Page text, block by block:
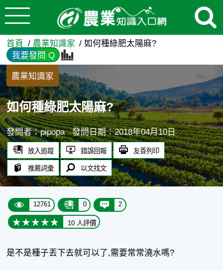
跳到主要內容
如何種綠肥太陽麻? - 農業知
首頁 農業知識家
如何種綠肥太陽麻?
我要發問 Q
農業知識家
如何種綠肥太陽麻?
發問者：pipopa 發問日期：2018年04月10日
放入追蹤 錯誤回報 友善列印
推薦詞彙 以文找文
12761 0 2
10 人評價
是不是種子丟下去就可以了,需要常常澆水嗎?